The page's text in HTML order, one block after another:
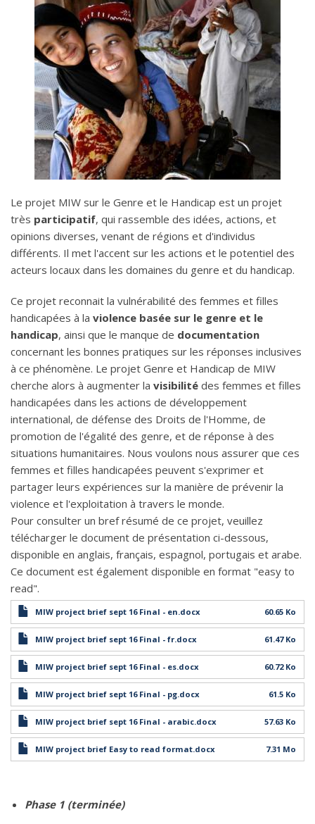
Le projet MIW sur le Genre et le Handicap est un projet
très participatif, qui rassemble des idées, actions, et
opinions diverses, venant de régions et d'individus
différents. Il met l'accent sur les actions et le potentiel des
acteurs locaux dans les domaines du genre et du handicap.
Ce projet reconnait la vulnérabilité des femmes et filles
handicapées à la violence basée sur le genre et le
handicap, ainsi que le manque de documentation
concernant les bonnes pratiques sur les réponses inclusives
à ce phénomène. Le projet Genre et Handicap de MIW
cherche alors à augmenter la visibilité des femmes et filles
handicapées dans les actions de développement
international, de défense des Droits de l'Homme, de
promotion de l'égalité des genre, et de réponse à des
situations humanitaires. Nous voulons nous assurer que ces
femmes et filles handicapées peuvent s'exprimer et
partager leurs expériences sur la manière de prévenir la
violence et l'exploitation à travers le monde.
Pour consulter un bref résumé de ce projet, veuillez
télécharger le document de présentation ci-dessous,
disponible en anglais, français, espagnol, portugais et arabe.
Ce document est également disponible en format "easy to
read".
MIW project brief sept 16 Final - en.docx 60.65 Ko
MIW project brief sept 16 Final - fr.docx 61.47 Ko
MIW project brief sept 16 Final - es.docx 60.72 Ko
MIW project brief sept 16 Final - pg.docx 61.5 Ko
MIW project brief sept 16 Final - arabic.docx 57.63 Ko
MIW project brief Easy to read format.docx 7.31 Mo
Phase 1 (terminée)